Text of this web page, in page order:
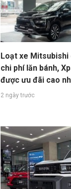
Loạt xe Mitsubishi
chi phí lăn bánh,
được ưu đãi cao
2 ngày trước